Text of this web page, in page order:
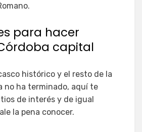
para hacer
capital
histórico y el resto de la
no ha terminado, aquí te
de interés y de igual
la pena conocer.